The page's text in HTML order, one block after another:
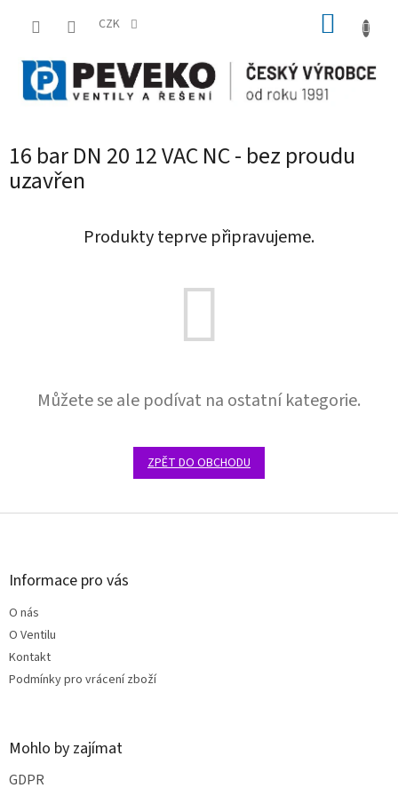
CZK
16 bar DN 20 12 VAC NC - bez proudu
uzavřen
Produkty teprve připravujeme.
Můžete se ale podívat na ostatní kategorie.
ZPĚT DO OBCHODU
Z
Informace pro vás
O nás
O Ventilu
Kontakt
Podmínky pro vrácení zboží
Mohlo by zajímat
GDPR